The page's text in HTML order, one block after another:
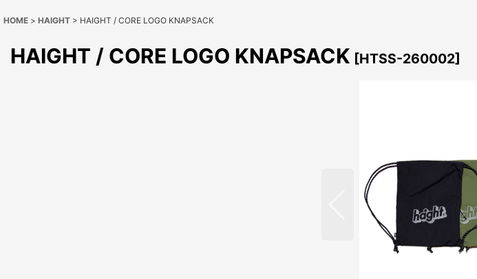
HOME > HAIGHT > HAIGHT / CORE LOGO KNAPSACK
HAIGHT / CORE LOGO KNAPSACK [HTSS-260002]